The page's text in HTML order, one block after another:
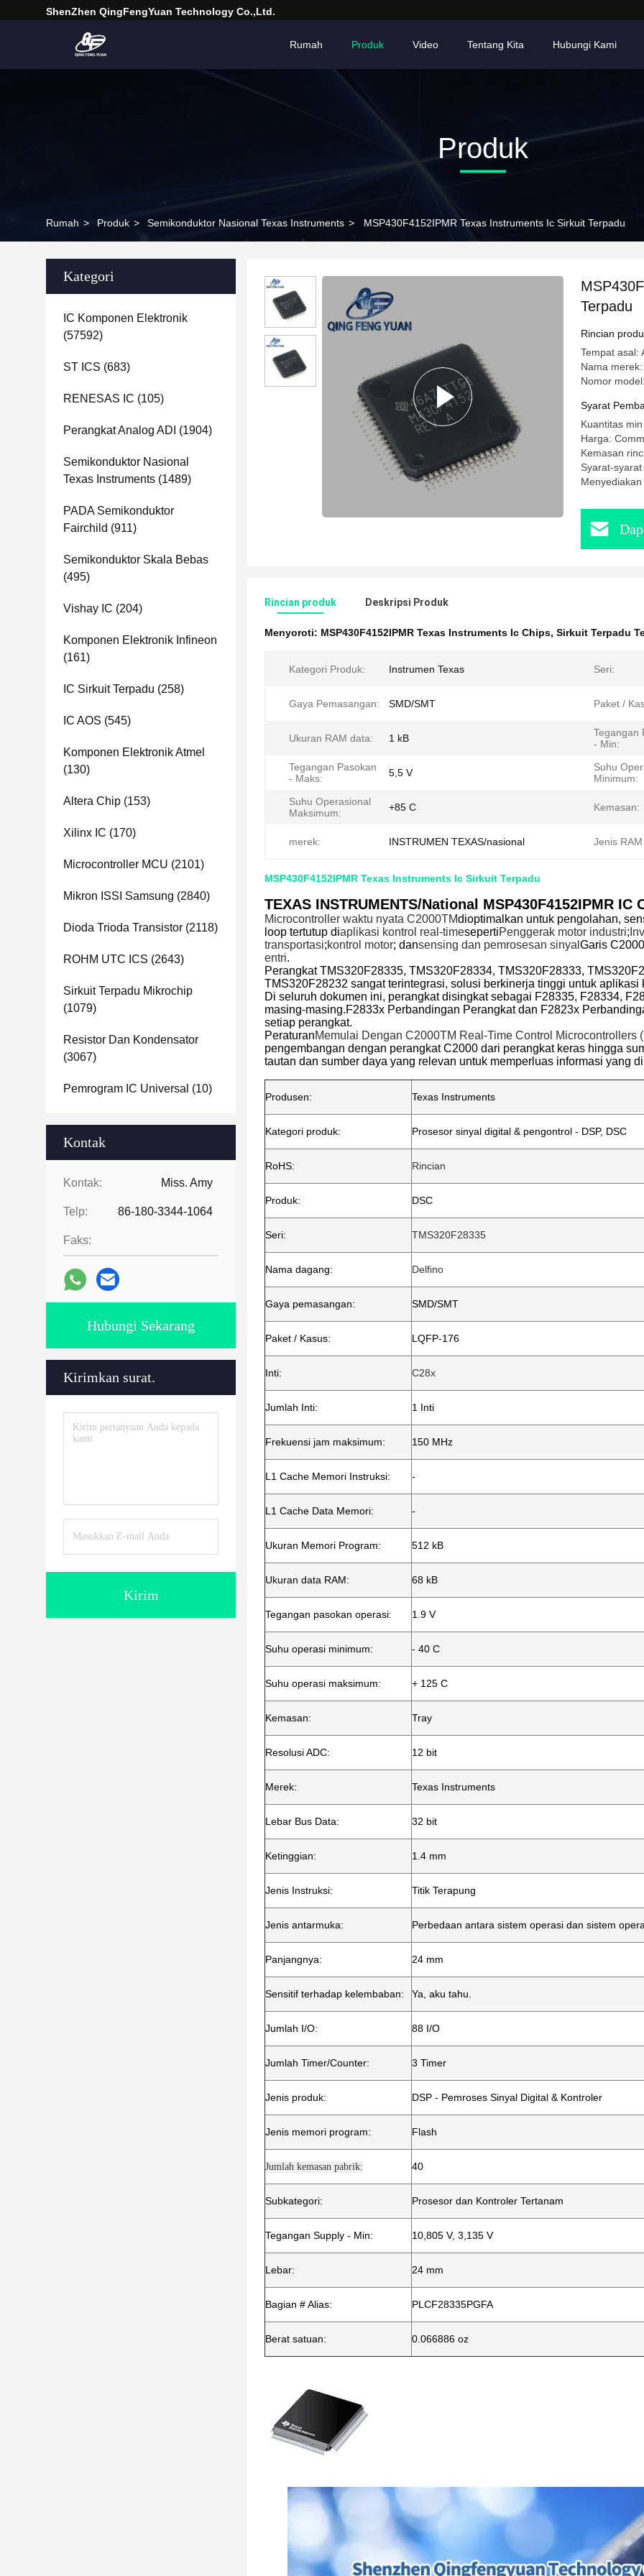
ShenZhen QingFengYuan Technology Co.,Ltd.
Rumah Produk Video Tentang Kita Hubungi Kami
Produk
Rumah > Produk > Semikonduktor Nasional Texas Instruments > MSP430F4152IPMR Texas Instruments Ic Sirkuit Terpadu
Kategori
IC Komponen Elektronik
(57592)
ST ICS (683)
RENESAS IC (105)
Perangkat Analog ADI (1904)
Semikonduktor Nasional
Texas Instruments (1489)
PADA Semikonduktor
Fairchild (911)
Semikonduktor Skala Bebas
(495)
Vishay IC (204)
Komponen Elektronik Infineon
(161)
IC Sirkuit Terpadu (258)
IC AOS (545)
Komponen Elektronik Atmel
(130)
Altera Chip (153)
Xilinx IC (170)
Microcontroller MCU (2101)
Mikron ISSI Samsung (2840)
Dioda Trioda Transistor (2118)
ROHM UTC ICS (2643)
Sirkuit Terpadu Mikrochip
(1079)
Resistor Dan Kondensator
(3067)
Pemrogram IC Universal (10)
Kontak
Kontak: Miss. Amy
Telp: 86-180-3344-1064
Faks:
Hubungi Sekarang
Kirimkan surat.
Kirim
Terpadu
Rincian
Tempat asal:
Nama
Nomor
Syarat
Kuantitas
Harga:
Kemasan
Syarat-
Rincian produk Deskripsi Produk
Menyoroti: MSP430F4152IPMR Texas Instruments Ic Chips, Sirkuit Terpadu
Kategori Produk: Instrumen Texas Seri:
Gaya Pemasangan: SMD/SMT Paket /
Ukuran RAM data: 1 kB
Tegangan
- Min:
Tegangan Pasokan
- Maks:
5,5 V
Suhu
Minimum:
Suhu Operasional
Maksimum:
+85 C Kemasan:
merek: INSTRUMEN TEXAS/nasional Jenis
MSP430F4152IPMR Texas Instruments Ic Sirkuit Terpadu
TEXAS INSTRUMENTS/National MSP430F4152IPMR
Microcontroller waktu nyata C2000TMdioptimalkan untuk pengolahan,
loop tertutup diaplikasi kontrol real-timesepertiPenggerak motor industri;
transportasi;kontrol motor; dansensing dan pemrosesan sinyal Garis
entri.
Perangkat TMS320F28335, TMS320F28334, TMS320F28333,
TMS320F28232 sangat terintegrasi, solusi berkinerja tinggi untuk aplikasi
Di seluruh dokumen ini, perangkat disingkat sebagai F28335, F28334,
masing-masing.F2833x Perbandingan Perangkat dan F2823x
setiap perangkat.
PeraturanMemulai Dengan C2000TM Real-Time Control Microcontrollers
pengembangan dengan perangkat C2000 dari perangkat keras hingga
tautan dan sumber daya yang relevan untuk memperluas informasi yang
Produsen: Texas Instruments
Kategori produk: Prosesor sinyal digital & pengontrol - DSP, DSC
RoHS: Rincian
Produk: DSC
Seri: TMS320F28335
Nama dagang: Delfino
Gaya pemasangan: SMD/SMT
Paket / Kasus: LQFP-176
Inti: C28x
Jumlah Inti: 1 Inti
Frekuensi jam maksimum: 150 MHz
L1 Cache Memori Instruksi: -
L1 Cache Data Memori: -
Ukuran Memori Program: 512 kB
Ukuran data RAM: 68 kB
Tegangan pasokan operasi: 1.9 V
Suhu operasi minimum: - 40 C
Suhu operasi maksimum: + 125 C
Kemasan: Tray
Resolusi ADC: 12 bit
Merek: Texas Instruments
Lebar Bus Data: 32 bit
Ketinggian: 1.4 mm
Jenis Instruksi: Titik Terapung
Jenis antarmuka: Perbedaan antara sistem operasi dan sistem
Panjangnya: 24 mm
Sensitif terhadap kelembaban: Ya, aku tahu.
Jumlah I/O: 88 I/O
Jumlah Timer/Counter: 3 Timer
Jenis produk: DSP - Pemroses Sinyal Digital & Kontroler
Jenis memori program: Flash
Jumlah kemasan pabrik: 40
Subkategori: Prosesor dan Kontroler Tertanam
Tegangan Supply - Min: 10,805 V, 3,135 V
Lebar: 24 mm
Bagian # Alias: PLCF28335PGFA
Berat satuan: 0.066886 oz